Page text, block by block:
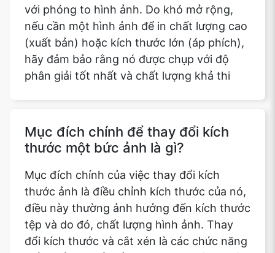
với phóng to hình ảnh. Do khó mở rộng,
nếu cần một hình ảnh để in chất lượng cao
(xuất bản) hoặc kích thước lớn (áp phích),
hãy đảm bảo rằng nó được chụp với độ
phân giải tốt nhất và chất lượng khả thi
Mục đích chính để thay đổi kích
thước một bức ảnh là gì?
Mục đích chính của việc thay đổi kích
thước ảnh là điều chỉnh kích thước của nó,
điều này thường ảnh hưởng đến kích thước
tệp và do đó, chất lượng hình ảnh. Thay
đổi kích thước và cắt xén là các chức năng